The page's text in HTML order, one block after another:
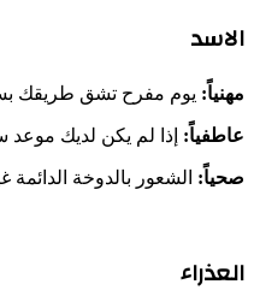
الاسد
مهنياً: يوم مفرح تشق طريقك
عاطفياً: إذا لم يكن لديك موعد
صحياً: الشعور بالدوخة
العذراء